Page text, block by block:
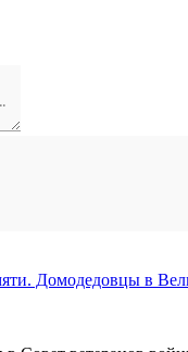
Домодедовцы в